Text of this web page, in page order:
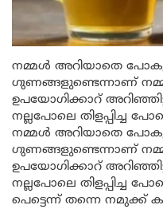
നമ്മൾ അറിയാതെ
ഗുണങ്ങളുണ്ടെന്നാണ്
ഉപയോഗിക്കാറ്
നല്ലപോലെ തിളപ്പിച്ച
നമ്മൾ അറിയാതെ
ഗുണങ്ങളുണ്ടെന്നാണ്
ഉപയോഗിക്കാറ്
നല്ലപോലെ തിളപ്പിച്ച
പെട്ടെന്ന് തന്നെ നമുക്ക്